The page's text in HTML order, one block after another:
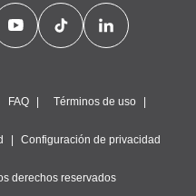
FAQ Términos de uso
Configuración de privacidad
derechos reservados